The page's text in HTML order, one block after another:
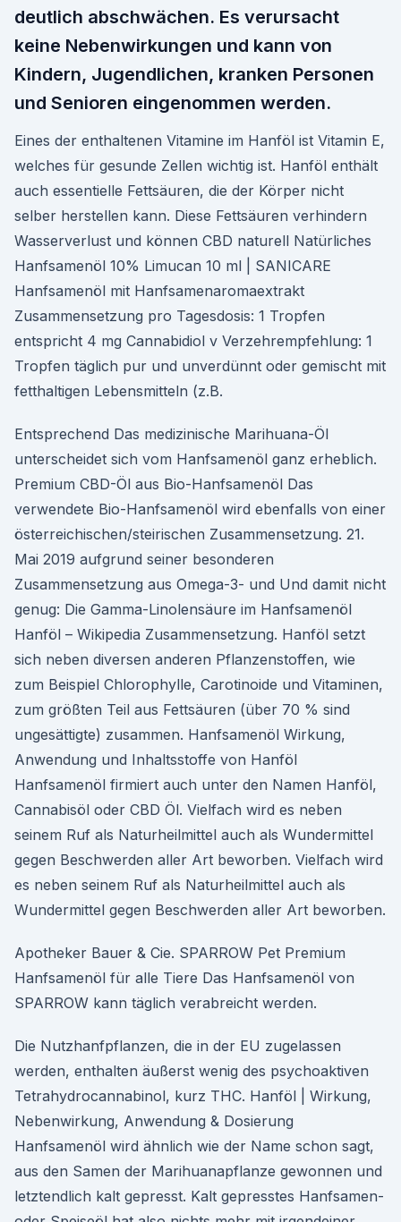
deutlich abschwächen. Es verursacht
keine Nebenwirkungen und kann von
Kindern, Jugendlichen, kranken Personen
und Senioren eingenommen werden.
Eines der enthaltenen Vitamine im Hanföl ist Vitamin E,
welches für gesunde Zellen wichtig ist. Hanföl enthält
auch essentielle Fettsäuren, die der Körper nicht
selber herstellen kann. Diese Fettsäuren verhindern
Wasserverlust und können CBD naturell Natürliches
Hanfsamenöl 10% Limucan 10 ml | SANICARE
Hanfsamenöl mit Hanfsamenaromaextrakt
Zusammensetzung pro Tagesdosis: 1 Tropfen
entspricht 4 mg Cannabidiol v Verzehrempfehlung: 1
Tropfen täglich pur und unverdünnt oder gemischt mit
fetthaltigen Lebensmitteln (z.B.
Entsprechend Das medizinische Marihuana-Öl
unterscheidet sich vom Hanfsamenöl ganz erheblich.
Premium CBD-Öl aus Bio-Hanfsamenöl Das
verwendete Bio-Hanfsamenöl wird ebenfalls von einer
österreichischen/steirischen Zusammensetzung. 21.
Mai 2019 aufgrund seiner besonderen
Zusammensetzung aus Omega-3- und Und damit nicht
genug: Die Gamma-Linolensäure im Hanfsamenöl
Hanföl – Wikipedia Zusammensetzung. Hanföl setzt
sich neben diversen anderen Pflanzenstoffen, wie
zum Beispiel Chlorophylle, Carotinoide und Vitaminen,
zum größten Teil aus Fettsäuren (über 70 % sind
ungesättigte) zusammen. Hanfsamenöl Wirkung,
Anwendung und Inhaltsstoffe von Hanföl
Hanfsamenöl firmiert auch unter den Namen Hanföl,
Cannabisöl oder CBD Öl. Vielfach wird es neben
seinem Ruf als Naturheilmittel auch als Wundermittel
gegen Beschwerden aller Art beworben. Vielfach wird
es neben seinem Ruf als Naturheilmittel auch als
Wundermittel gegen Beschwerden aller Art beworben.
Apotheker Bauer & Cie. SPARROW Pet Premium
Hanfsamenöl für alle Tiere Das Hanfsamenöl von
SPARROW kann täglich verabreicht werden.
Die Nutzhanfpflanzen, die in der EU zugelassen
werden, enthalten äußerst wenig des psychoaktiven
Tetrahydrocannabinol, kurz THC. Hanföl | Wirkung,
Nebenwirkung, Anwendung & Dosierung
Hanfsamenöl wird ähnlich wie der Name schon sagt,
aus den Samen der Marihuanapflanze gewonnen und
letztendlich kalt gepresst. Kalt gepresstes Hanfsamen-